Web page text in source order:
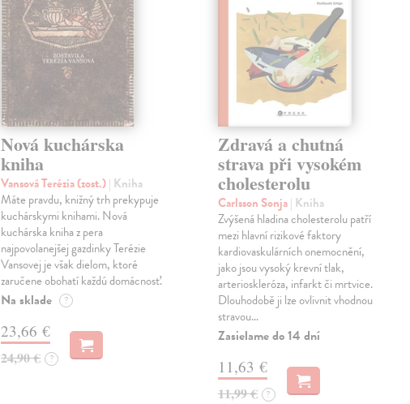
Nová kuchárska
kniha
Vansová Terézia (zost.)| Kniha
Máte pravdu, knižný trh prekypuje
kuchárskymi knihami. Nová
kuchárska kniha z pera
najpovolanejšej gazdinky Terézie
Vansovej je však dielom, ktoré
zaručene obohatí každú domácnosť.
Na sklade ?
23,66 €
24,90 € ?
Zdravá a chutná
strava při vysokém
cholesterolu
Carlsson Sonja| Kniha
Zvýšená hladina cholesterolu patří
mezi hlavní rizikové faktory
kardiovaskulárních onemocnění,
jako jsou vysoký krevní tlak,
arterioskleróza, infarkt či mrtvice.
Dlouhodobě ji lze ovlivnit vhodnou
stravou…
Zasielame do 14 dní
11,63 €
11,99 € ?